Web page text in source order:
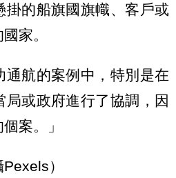
掛的船旗國旗幟、客戶或
家。
通航的案例中，特別是在
或政府進行了協調，因
案。」
）